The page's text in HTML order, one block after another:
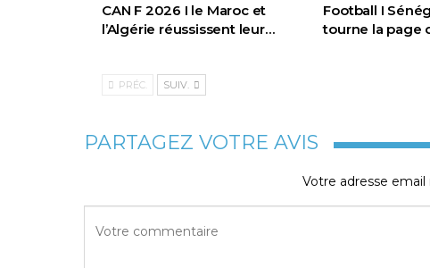
CAN F 2026 I le Maroc et
l’Algérie réussissent leur…
Football I
tourne la page
PRÉC. SUIV.
PARTAGEZ VOTRE AVIS
Votre adresse email